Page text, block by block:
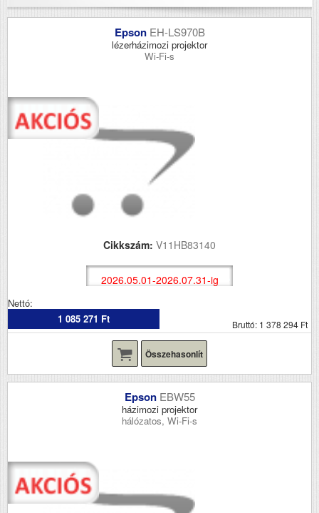
Epson EH-LS970B
lézerházimozi projektor
Wi-Fi-s
Cikkszám: V11HB83140
2026.05.01-2026.07.31-ig
Nettó:
1 085 271 Ft
Bruttó: 1 378 294 Ft
Összehasonlít
Epson EBW55
házimozi projektor
hálózatos, Wi-Fi-s